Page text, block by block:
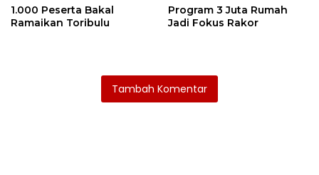
1.000 Peserta Bakal
Ramaikan Toribulu
Program 3 Juta Rumah
Jadi Fokus Rakor
Tambah Komentar